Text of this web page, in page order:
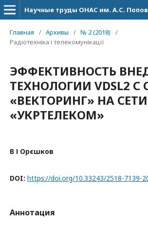
Научные труды ОНАС им. А.С.
Главная / Архивы / № 2 (2018)
/
Радіотехніка і телекомунікації
ЭФФЕКТИВНОСТЬ
ТЕХНОЛОГИИ VDSL2
«ВЕКТОРИНГ» НА
«УКРТЕЛЕКОМ»
В І Орєшков
DOI: https://doi.org/10.33243/2518-7139-
Аннотация